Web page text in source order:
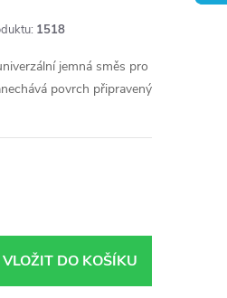
1518
jemná směs pro
povrch připravený
VLOŽIT DO KOŠÍKU